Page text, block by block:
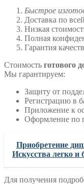
Быстрое
Доставка по
Низкая
Полная
Гарантия
Стоимость готового
Мы гарантируем:
Защиту от
Регистрацию в
Приложение к
Оформление по
Приобретение
Искусства легко и
Для получения